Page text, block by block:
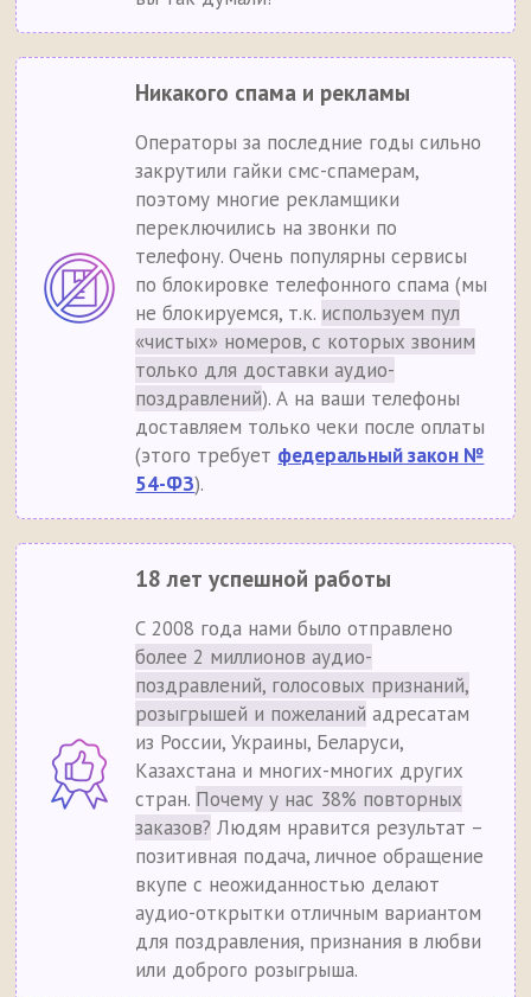
Никакого спама и рекламы
Операторы за последние годы сильно
закрутили гайки смс-спамерам,
поэтому многие рекламщики
переключились на звонки по
телефону. Очень популярны сервисы
по блокировке телефонного спама (мы
не блокируемся, т.к. используем пул
«чистых» номеров, с которых звоним
только для доставки аудио-
поздравлений). А на ваши телефоны
доставляем только чеки после оплаты
(этого требует федеральный закон №
54-ФЗ).
18 лет успешной работы
С 2008 года нами было отправлено
более 2 миллионов аудио-
поздравлений, голосовых признаний,
розыгрышей и пожеланий адресатам
из России, Украины, Беларуси,
Казахстана и многих-многих других
стран. Почему у нас 38% повторных
заказов? Людям нравится результат –
позитивная подача, личное обращение
вкупе с неожиданностью делают
аудио-открытки отличным вариантом
для поздравления, признания в любви
или доброго розыгрыша.